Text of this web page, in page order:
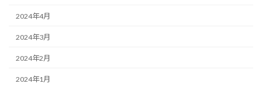
2024年4月
2024年3月
2024年2月
2024年1月